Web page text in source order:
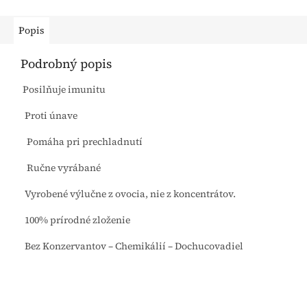
Popis
Podrobný popis
Posilňuje imunitu
Proti únave
Pomáha pri prechladnutí
Ručne vyrábané
Vyrobené výlučne z ovocia, nie z koncentrátov.
100% prírodné zloženie
Bez Konzervantov – Chemikálií – Dochucovadiel